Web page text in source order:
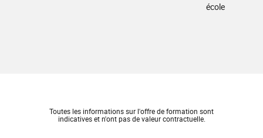
école
Toutes les informations sur l'offre de formation sont
indicatives et n'ont pas de valeur contractuelle.